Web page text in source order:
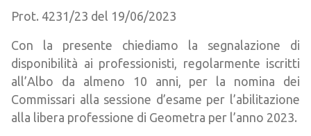
Prot. 4231/23 del 19/06/2023
Con la presente chiediamo la segnalazione di
disponibilità ai professionisti, regolarmente iscritti
all’Albo da almeno 10 anni, per la nomina dei
Commissari alla sessione d’esame per l’abilitazione
alla libera professione di Geometra per l’anno 2023.